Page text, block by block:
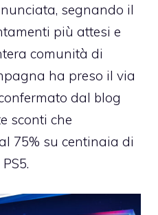
segnando il
più attesi e
comunità di
ha preso il via
dal blog
sconti che
75% su centinaia di